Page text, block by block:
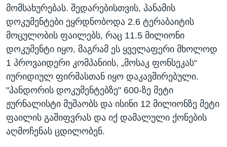
მომსახურებას. შედარებისთვის, პანამის
დოკუმენტები ეყრდნობოდა 2.6 ტერაბაიტის
მოცულობის ფაილებს, რაც 11.5 მილიონი
დოკუმენტი იყო, მაგრამ ეს ყველაფერი მხოლოდ
1 პროვაიდერი კომპანიის, „მოსაკ ფონსეკას“
იურიდიულ ფირმასთან იყო დაკავშირებული.
"პანდორის დოკუმენტებზე" 600-ზე მეტი
ჟურნალისტი მუშაობს და ისინი 12 მილიონზე მეტი
ფაილის გაშიფვრას და იქ დამალული ქონების
აღმოჩენას ცდილობენ.